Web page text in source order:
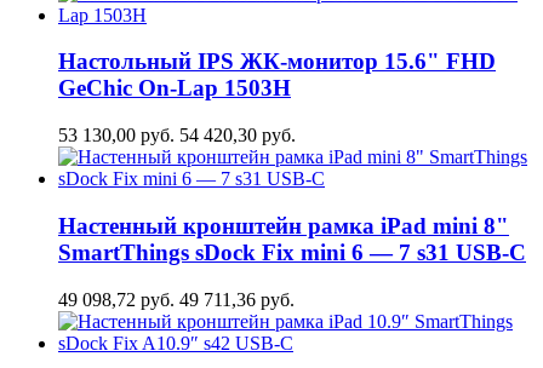
Настольный IPS ЖК-монитор 15.6" FHD
GeСhic On-Lap 1503H
53 130,00 руб. 54 420,30 руб.
Настенный кронштейн рамка iPad mini 8"
SmartThings sDock Fix mini 6 — 7 s31 USB-C
49 098,72 руб. 49 711,36 руб.